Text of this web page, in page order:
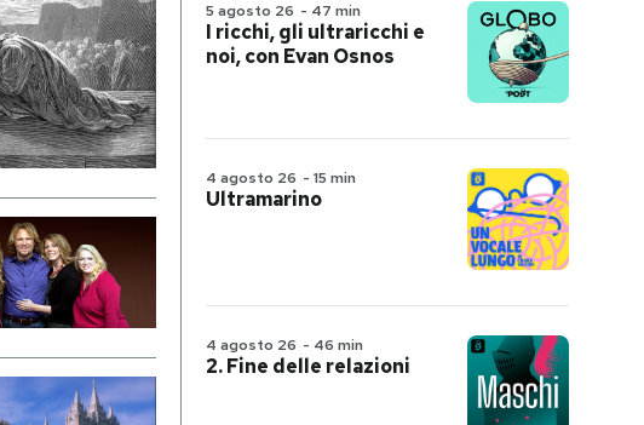
5 agosto 26 - 47 min
I ricchi, gli ultraricchi e
noi, con Evan Osnos
4 agosto 26 - 15 min
Ultramarino
4 agosto 26 - 46 min
2. Fine delle relazioni